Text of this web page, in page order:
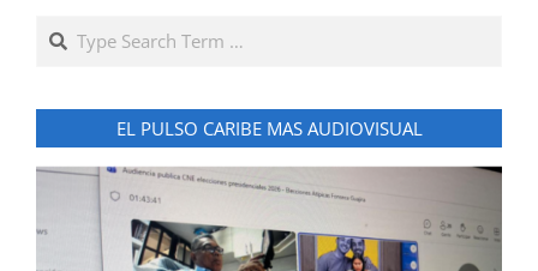
Search
EL PULSO CARIBE MAS AUDIOVISUAL